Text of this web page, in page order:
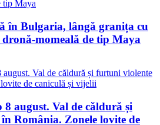
în Bulgaria, lângă granița cu
momeală de tip Maya
8 august. Val de căldură și
România. Zonele lovite de